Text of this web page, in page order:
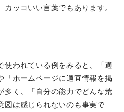
ッコいい言葉でもあります。
使われている例をみると、「適
「ホームページに適宜情報を掲
多く、「自分の能力でどんな荒
図は感じられないのも事実で